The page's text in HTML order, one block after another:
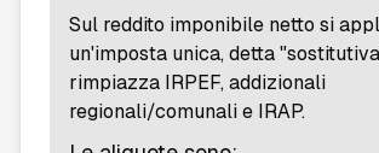
Sul reddito imponibile netto si
un'imposta unica, detta
rimpiazza IRPEF, addizionali
regionali/comunali e IRAP.